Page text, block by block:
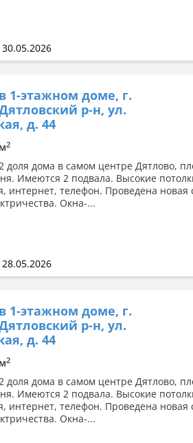
1-этажном доме, г.
р-н, ул.
д. 44
2
доля дома в самом центре Дятлово,
Имеются 2 подвала. Высокие
интернет, телефон. Проведена новая
Окна-...
1-этажном доме, г.
р-н, ул.
д. 44
2
доля дома в самом центре Дятлово,
Имеются 2 подвала. Высокие
интернет, телефон. Проведена новая
Окна-...